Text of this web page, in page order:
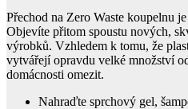
Přechod na Zero Waste koupelnu
Objevíte přitom spoustu nových,
výrobků. Vzhledem k tomu, že
vytvářejí opravdu velké množství
domácnosti omezit.
Nahraďte sprchový gel,